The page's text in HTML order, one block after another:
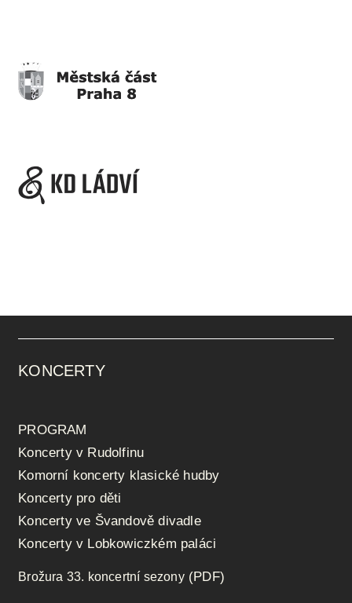
KONCERTY
PROGRAM
Koncerty v Rudolfinu
Komorní koncerty klasické hudby
Koncerty pro děti
Koncerty ve Švandově divadle
Koncerty v Lobkowiczkém paláci
Brožura 33. koncertní sezony(PDF)